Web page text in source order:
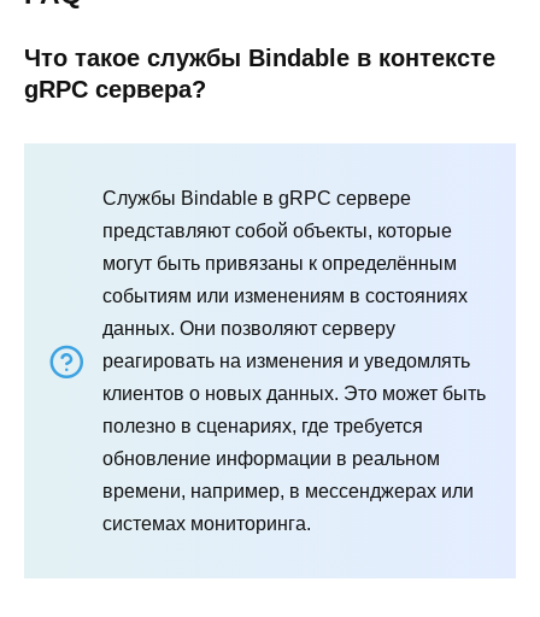
Что такое службы Bindable в контексте
gRPC сервера?
Службы Bindable в gRPC сервере
представляют собой объекты, которые
могут быть привязаны к определённым
событиям или изменениям в состояниях
данных. Они позволяют серверу
реагировать на изменения и уведомлять
клиентов о новых данных. Это может быть
полезно в сценариях, где требуется
обновление информации в реальном
времени, например, в мессенджерах или
системах мониторинга.